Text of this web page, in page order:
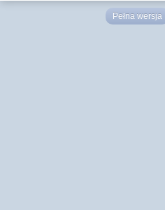
Pełna wersja